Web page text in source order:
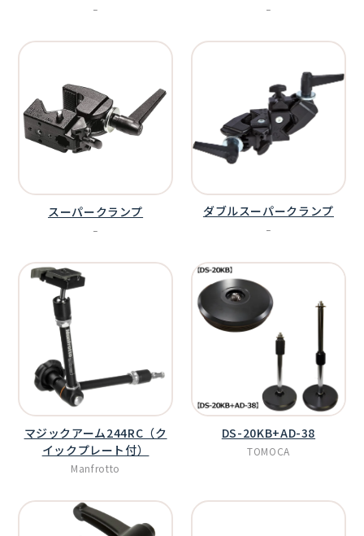
ｰ ｰ
スーパークランプ
ｰ
ダブルスーパークランプ
ｰ
マジックアーム244RC（ク
イックプレート付）
Manfrotto
DS-20KB+AD-38
TOMOCA